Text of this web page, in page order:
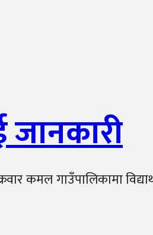
जानकारी
कमल गाउँपालिकामा